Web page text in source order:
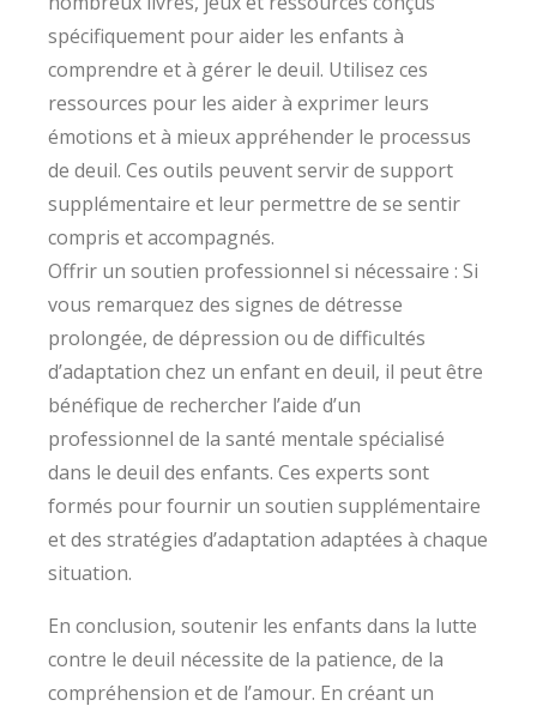
spécifiquement pour aider les enfants à
comprendre et à gérer le deuil. Utilisez ces
ressources pour les aider à exprimer leurs
émotions et à mieux appréhender le processus
de deuil. Ces outils peuvent servir de support
supplémentaire et leur permettre de se sentir
compris et accompagnés.
Offrir un soutien professionnel si nécessaire : Si
vous remarquez des signes de détresse
prolongée, de dépression ou de difficultés
d’adaptation chez un enfant en deuil, il peut être
bénéfique de rechercher l’aide d’un
professionnel de la santé mentale spécialisé
dans le deuil des enfants. Ces experts sont
formés pour fournir un soutien supplémentaire
et des stratégies d’adaptation adaptées à chaque
situation.
En conclusion, soutenir les enfants dans la lutte
contre le deuil nécessite de la patience, de la
compréhension et de l’amour. En créant un